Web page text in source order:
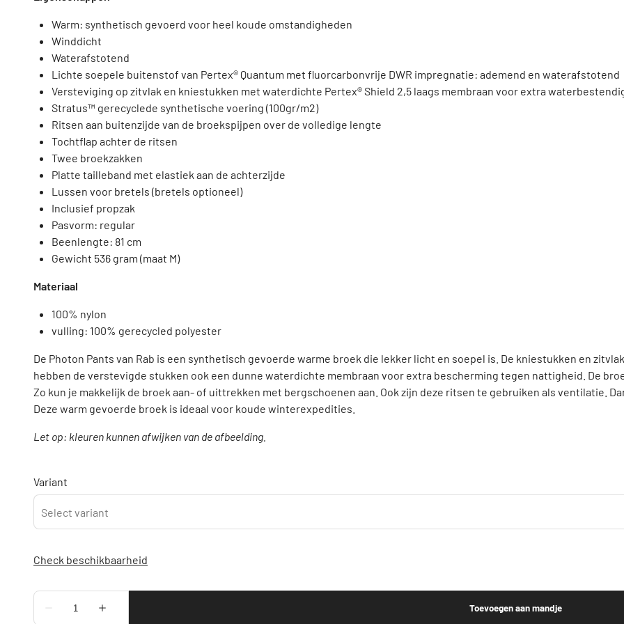
Warm: synthetisch gevoerd voor heel koude omstandigheden
Winddicht
Waterafstotend
Lichte soepele buitenstof van Pertex® Quantum met fluorcarbonvrije DWR impregnatie: ademend en waterafstotend
Versteviging op zitvlak en kniestukken met waterdichte Pertex® Shield 2,5 laags membraan voor extra
Stratus™ gerecyclede synthetische voering (100gr/m2)
Ritsen aan buitenzijde van de broekspijpen over de volledige lengte
Tochtflap achter de ritsen
Twee broekzakken
Platte tailleband met elastiek aan de achterzijde
Lussen voor bretels (bretels optioneel)
Inclusief propzak
Pasvorm: regular
Beenlengte: 81 cm
Gewicht 536 gram (maat M)
Materiaal
100% nylon
vulling: 100% gerecycled polyester
De Photon Pants van Rab is een synthetisch gevoerde warme broek die lekker licht en soepel is. De kniestukken en
hebben de verstevigde stukken ook een dunne waterdichte membraan voor extra bescherming tegen nattigheid. De
Zo kun je makkelijk de broek aan- of uittrekken met bergschoenen aan. Ook zijn deze ritsen te gebruiken als ventilatie.
Deze warm gevoerde broek is ideaal voor koude winterexpedities.
Let op: kleuren kunnen afwijken van de afbeelding.
Variant